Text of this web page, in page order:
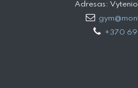
Adresas:
+370